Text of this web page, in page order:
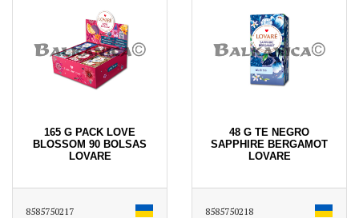
165 G PACK LOVE
BLOSSOM 90 BOLSAS
LOVARE
8585750217
48 G TE NEGRO
SAPPHIRE BERGAMOT
LOVARE
8585750218